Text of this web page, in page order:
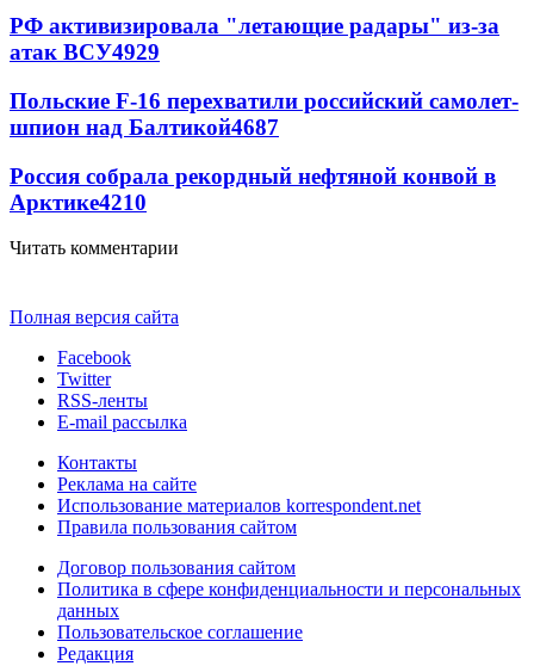
РФ активизировала "летающие радары" из-за
атак ВСУ4929
Польские F-16 перехватили российский самолет-
шпион над Балтикой4687
Россия собрала рекордный нефтяной конвой в
Арктике4210
Читать комментарии
Полная версия сайта
Facebook
Twitter
RSS-ленты
E-mail рассылка
Контакты
Реклама на сайте
Использование материалов korrespondent.net
Правила пользования сайтом
Договор пользования сайтом
Политика в сфере конфиденциальности и персональных
данных
Пользовательское соглашение
Редакция